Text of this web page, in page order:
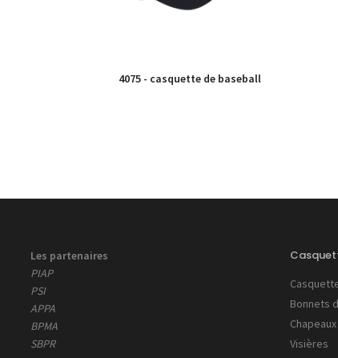
4075 - casquette de baseball
Les partenaires
PIAP
PSI
APPA
BPMA
SBPR
Bonnets
Chapeaux
Visières